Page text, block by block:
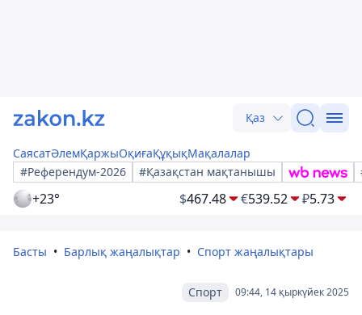
Қаз
СаясатӘлемҚаржыОқиғаҚұқықМақалалар
#Референдум-2026
#Қазақстан мақтанышы
+23° $467.48 €539.52 ₽5.73
Басты Барлық жаңалықтар Спорт жаңалықтары
09:44, 14 қыркүйек 2025
Спорт